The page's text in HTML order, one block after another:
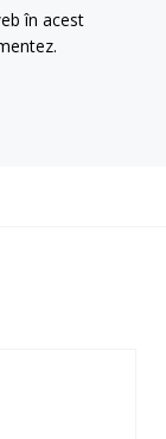
în acest